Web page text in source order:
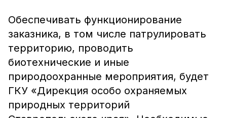
Обеспечивать функционирование
заказника, в том числе патрулировать
территорию, проводить
биотехнические и иные
природоохранные мероприятия, будет
ГКУ «Дирекция особо охраняемых
природных территорий